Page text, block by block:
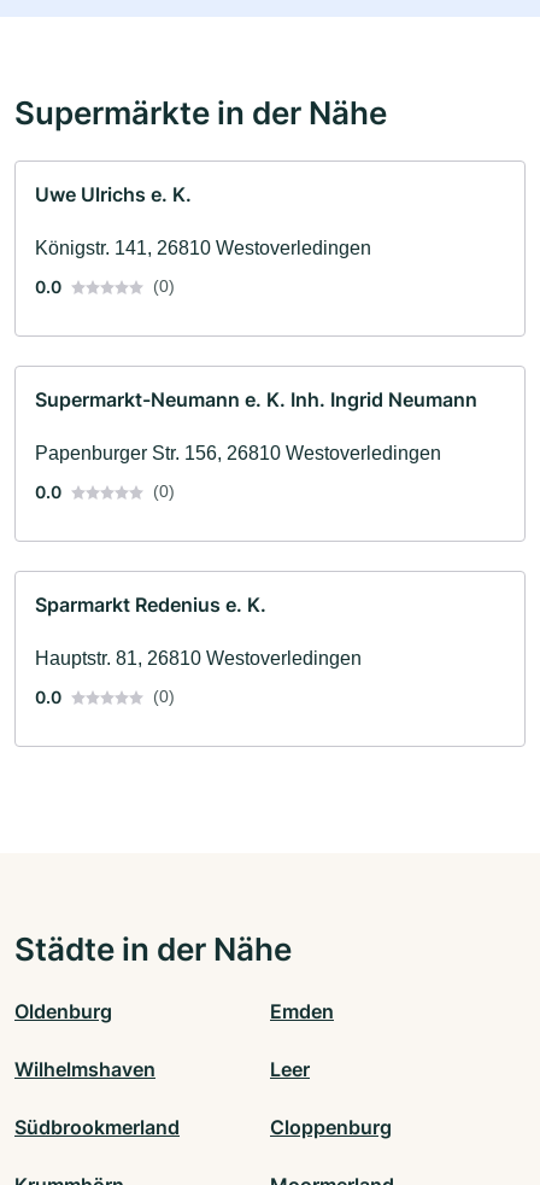
Supermärkte in der Nähe
Uwe Ulrichs e. K.
Königstr. 141, 26810 Westoverledingen
0.0
(0)
Supermarkt-Neumann e. K. Inh. Ingrid Neumann
Papenburger Str. 156, 26810 Westoverledingen
0.0
(0)
Sparmarkt Redenius e. K.
Hauptstr. 81, 26810 Westoverledingen
0.0
(0)
Städte in der Nähe
Oldenburg Emden
Wilhelmshaven Leer
Südbrookmerland Cloppenburg